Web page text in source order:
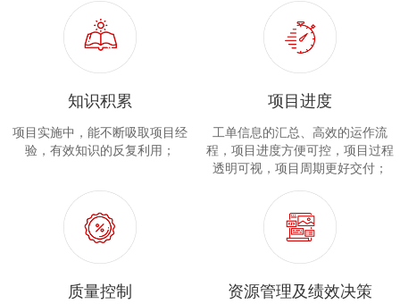
知识积累
项目实施中，能不断吸取项目经
验，有效知识的反复利用；
项目进度
工单信息的汇总、高效的运作流
程，项目进度方便可控，项目过程
透明可视，项目周期更好交付；
质量控制 资源管理及绩效决策